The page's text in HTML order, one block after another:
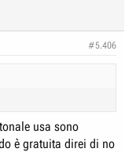
#5.406
usa sono
è gratuita direi di no